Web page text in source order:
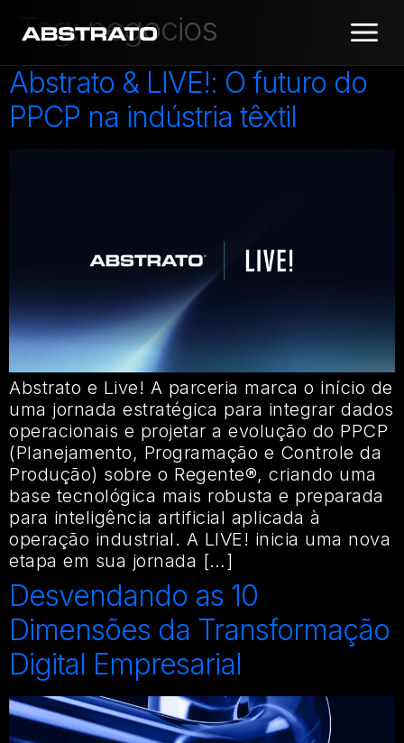
Tag:negocios
Abstrato & LIVE!: O futuro do
PPCP na indústria têxtil
Abstrato e Live! A parceria marca o início de
uma jornada estratégica para integrar dados
operacionais e projetar a evolução do PPCP
(Planejamento, Programação e Controle da
Produção) sobre o Regente®, criando uma
base tecnológica mais robusta e preparada
para inteligência artificial aplicada à
operação industrial. A LIVE! inicia uma nova
etapa em sua jornada […]
Desvendando as 10
Dimensões da Transformação
Digital Empresarial